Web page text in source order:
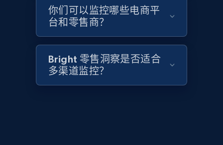
2.1K+ 355+
Home Depot US - Discovery products by
specific category URL
你们可以监控哪些电商平
台和零售商？
Bright 零售洞察是否适合
多渠道监控？